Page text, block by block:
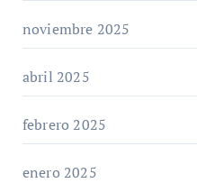
noviembre 2025
abril 2025
febrero 2025
enero 2025